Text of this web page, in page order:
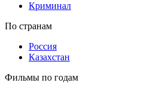
Криминал
По странам
Россия
Казахстан
Фильмы по годам